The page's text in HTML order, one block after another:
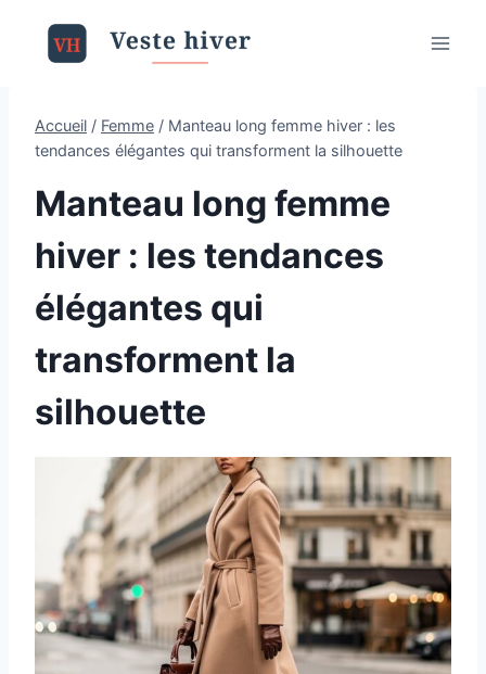
Accueil / Femme / Manteau long femme hiver : les
tendances élégantes qui transforment la silhouette
Manteau long femme
hiver : les tendances
élégantes qui
transforment la
silhouette